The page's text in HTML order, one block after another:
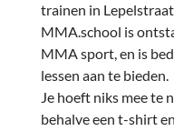
trainen in
MMA.school is
MMA sport, en is
lessen aan te bieden.
Je hoeft niks mee te
behalve een t-shirt